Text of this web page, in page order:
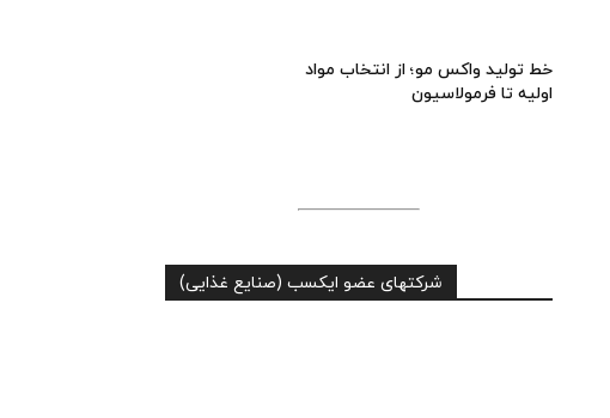
خط تولید واکس مو؛ از انتخاب مواد
اولیه تا فرمولاسیون
شرکتهای عضو ایکسب (صنایع غذایی)